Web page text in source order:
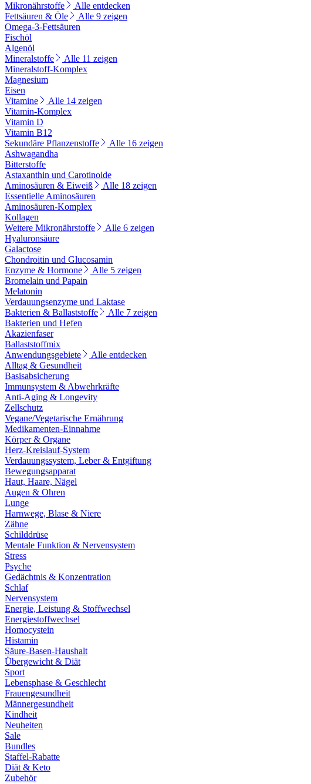
Mikronährstoffe
Alle entdecken
Fettsäuren & Öle
Alle 9 zeigen
Omega-3-Fettsäuren
Fischöl
Algenöl
Mineralstoffe
Alle 11 zeigen
Mineralstoff-Komplex
Magnesium
Eisen
Vitamine
Alle 14 zeigen
Vitamin-Komplex
Vitamin D
Vitamin B12
Sekundäre Pflanzenstoffe
Alle 16 zeigen
Ashwagandha
Bitterstoffe
Astaxanthin und Carotinoide
Aminosäuren & Eiweiß
Alle 18 zeigen
Essentielle Aminosäuren
Aminosäuren-Komplex
Kollagen
Weitere Mikronährstoffe
Alle 6 zeigen
Hyaluronsäure
Galactose
Chondroitin und Glucosamin
Enzyme & Hormone
Alle 5 zeigen
Bromelain und Papain
Melatonin
Verdauungsenzyme und Laktase
Bakterien & Ballaststoffe
Alle 7 zeigen
Bakterien und Hefen
Akazienfaser
Ballaststoffmix
Anwendungsgebiete
Alle entdecken
Alltag & Gesundheit
Basisabsicherung
Immunsystem & Abwehrkräfte
Anti-Aging & Longevity
Zellschutz
Vegane/Vegetarische Ernährung
Medikamenten-Einnahme
Körper & Organe
Herz-Kreislauf-System
Verdauungssystem, Leber & Entgiftung
Bewegungsapparat
Haut, Haare, Nägel
Augen & Ohren
Lunge
Harnwege, Blase & Niere
Zähne
Schilddrüse
Mentale Funktion & Nervensystem
Stress
Psyche
Gedächtnis & Konzentration
Schlaf
Nervensystem
Energie, Leistung & Stoffwechsel
Energiestoffwechsel
Homocystein
Histamin
Säure-Basen-Haushalt
Übergewicht & Diät
Sport
Lebensphase & Geschlecht
Frauengesundheit
Männergesundheit
Kindheit
Neuheiten
Sale
Bundles
Staffel-Rabatte
Diät & Keto
Zubehör